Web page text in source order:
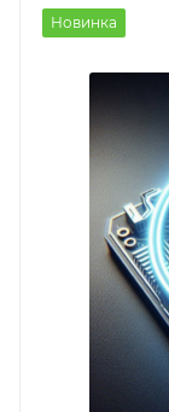
Новинка